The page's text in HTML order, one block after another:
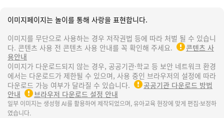
이미지페이지는 놀이를 통해 사랑을 표현합니다.
이미지를 무단으로 사용하는 경우 저작권법 등에 따라 처벌 될 수 있습니
다. 콘텐츠 사용 전 콘텐츠 사용 안내를 꼭 확인해 주세요.
콘텐츠 사
용안내
이미지가 다운로드되지 않는 경우, 공공기관·학교 등 보안 네트워크 환경
에서는 다운로드가 제한될 수 있으며, 사용 중인 브라우저의 설정에 따라
다운로드 가능 여부가 달라질 수 있습니다.
공공기관 다운로드 방법
안내
브라우저 다운로드 설정 안내
일부 이미지는 생성형 AI를 활용하여 제작되었으며, 유아교육 현장에 맞게 편집·보정하
였습니다.